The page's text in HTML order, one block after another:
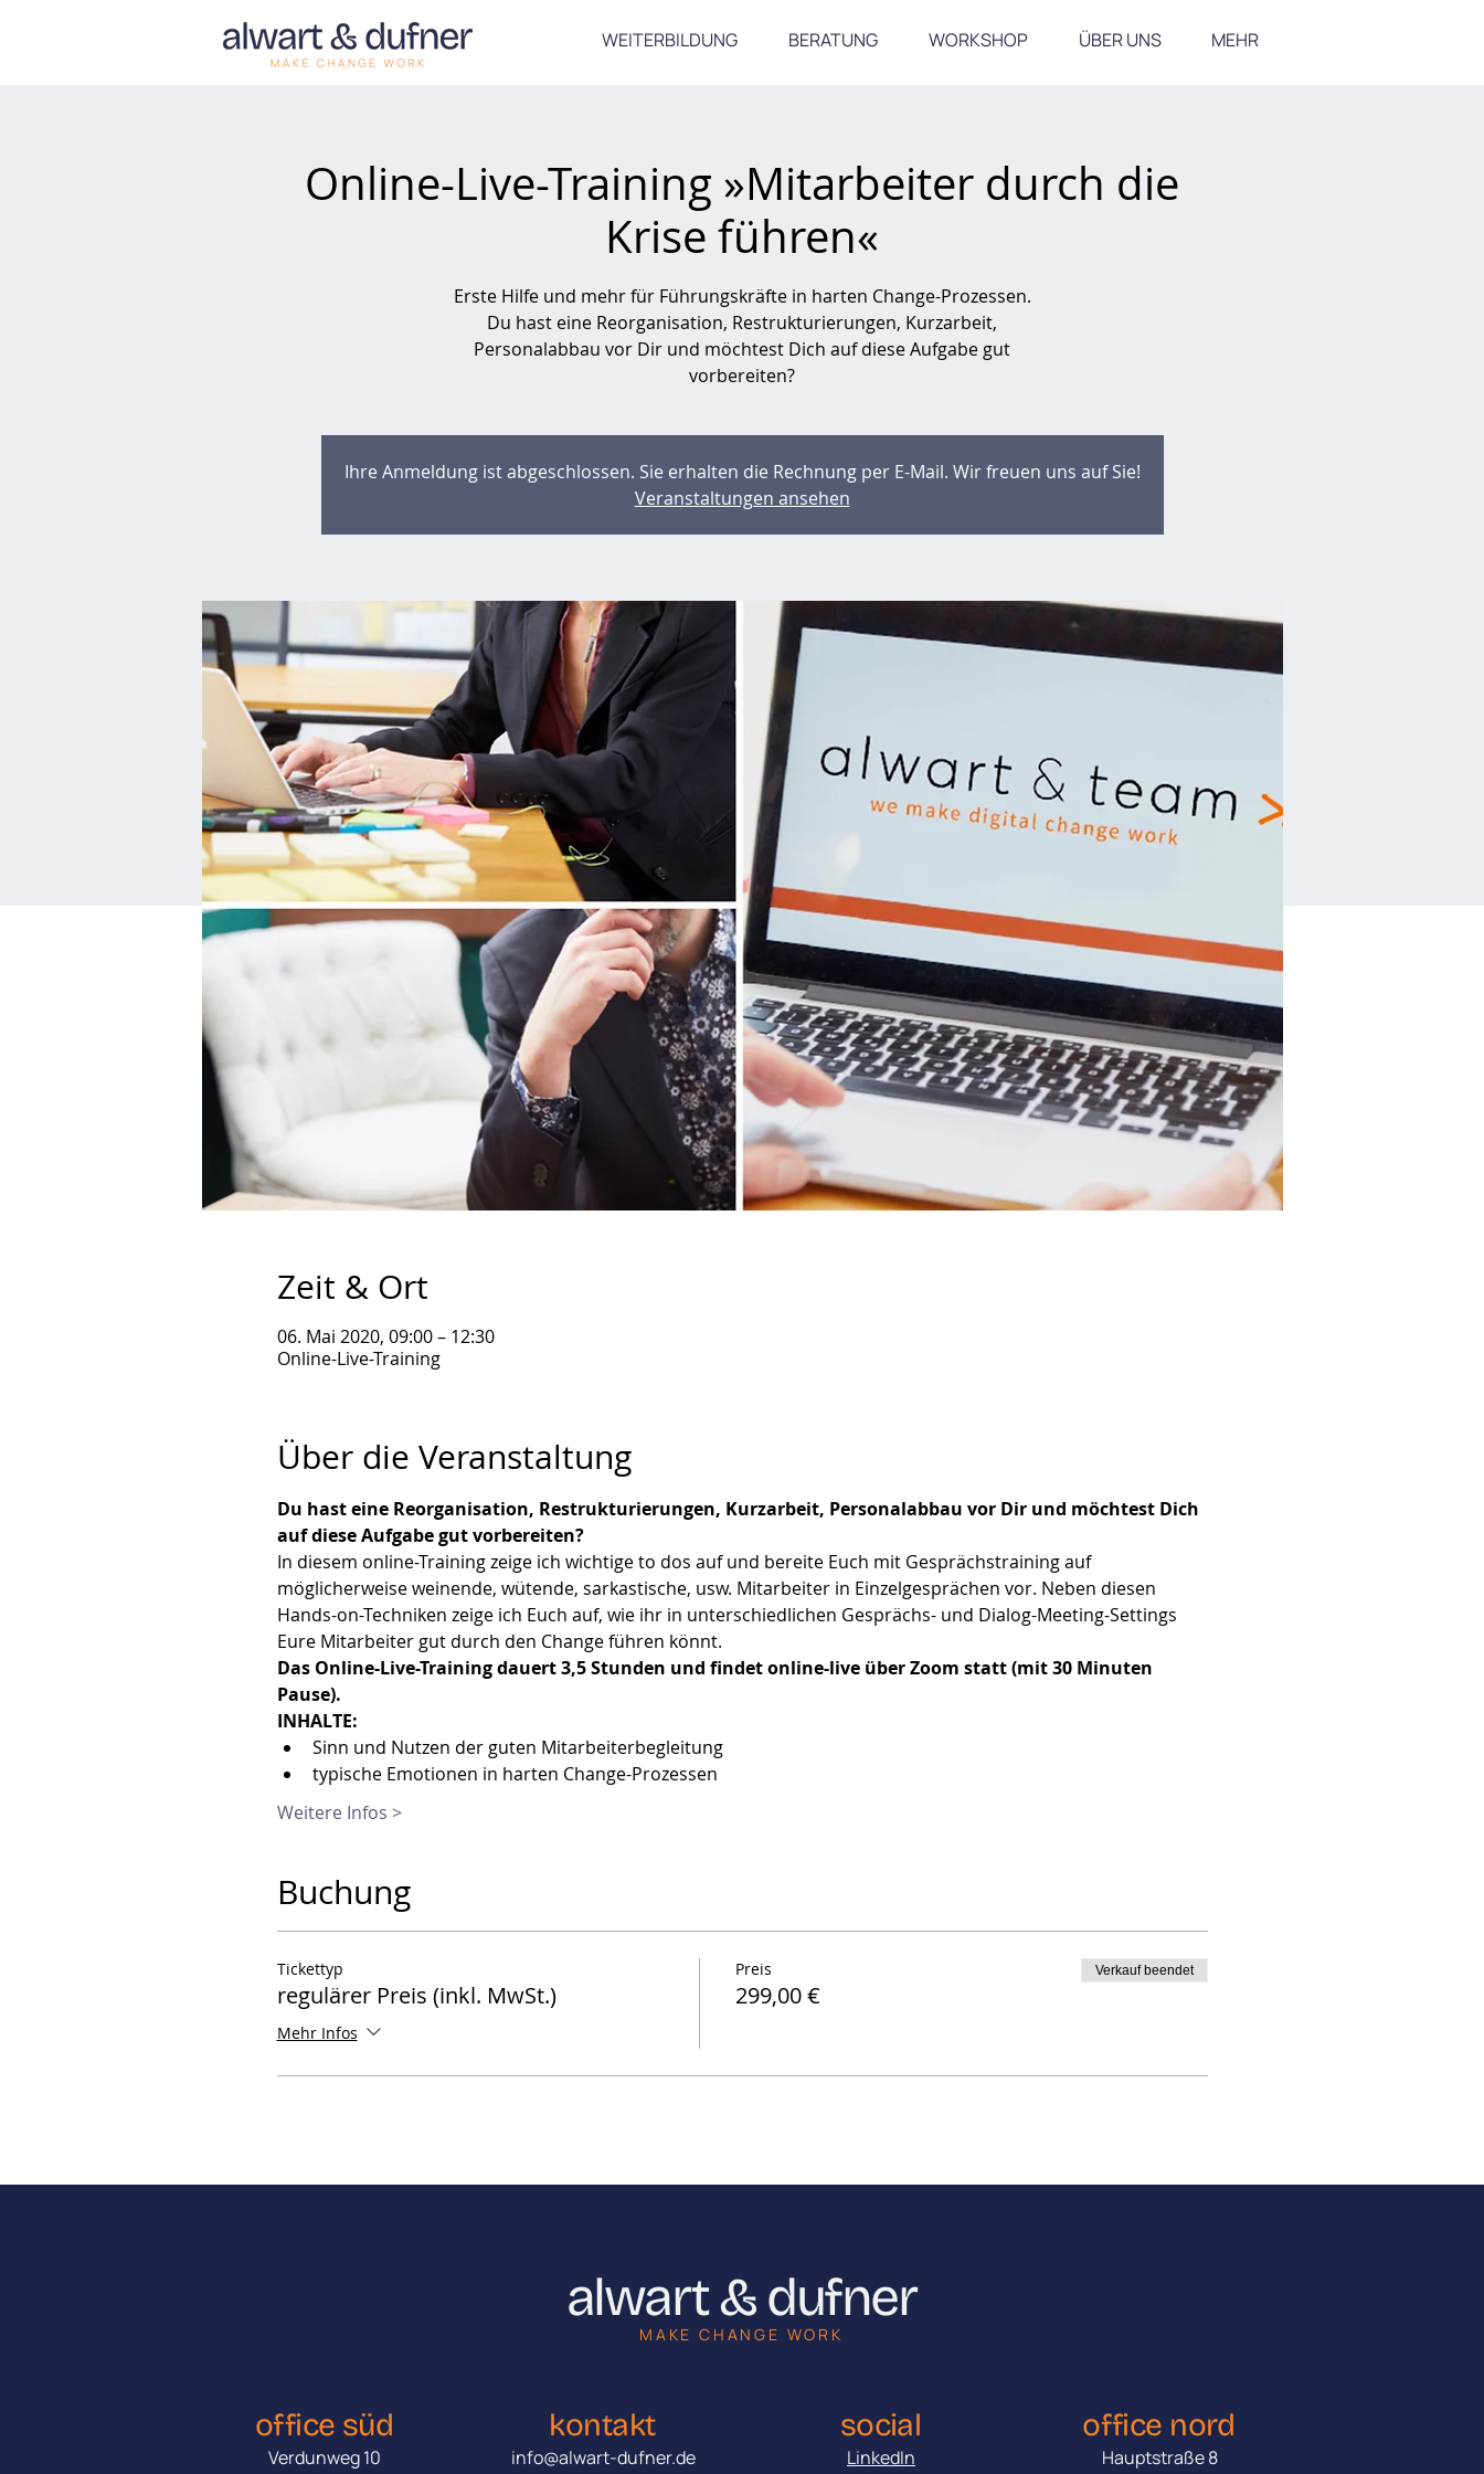
WEITERBILDUNG BERATUNG WORKSHOP ÜBER UNS MEHR
Online-Live-Training »Mitarbeiter durch die
Krise führen«
Erste Hilfe und mehr für Führungskräfte in harten Change-Prozessen.
Du hast eine Reorganisation, Restrukturierungen, Kurzarbeit,
Personalabbau vor Dir und möchtest Dich auf diese Aufgabe gut
vorbereiten?
Ihre Anmeldung ist abgeschlossen. Sie erhalten die Rechnung per E-Mail. Wir freuen uns auf Sie!
Veranstaltungen ansehen
Zeit & Ort
06. Mai 2020, 09:00 – 12:30
Online-Live-Training
Über die Veranstaltung
Du hast eine Reorganisation, Restrukturierungen, Kurzarbeit, Personalabbau vor Dir und möchtest Dich
auf diese Aufgabe gut vorbereiten?
In diesem online-Training zeige ich wichtige to dos auf und bereite Euch mit Gesprächstraining auf
möglicherweise weinende, wütende, sarkastische, usw. Mitarbeiter in Einzelgesprächen vor. Neben diesen
Hands-on-Techniken zeige ich Euch auf, wie ihr in unterschiedlichen Gesprächs- und Dialog-Meeting-Settings
Eure Mitarbeiter gut durch den Change führen könnt.
Das Online-Live-Training dauert 3,5 Stunden und findet online-live über Zoom statt (mit 30 Minuten
Pause).
INHALTE:
Sinn und Nutzen der guten Mitarbeiterbegleitung
typische Emotionen in harten Change-Prozessen
Weitere Infos >
Buchung
Tickettyp
regulärer Preis (inkl. MwSt.)
Mehr Infos
Preis
299,00 €
Verkauf beendet
office süd
Verdunweg 10
MAKE CHANGE WORK
alwart & dufner
kontakt
info@alwart-dufner.de
social
LinkedIn
office nord
Hauptstraße 8